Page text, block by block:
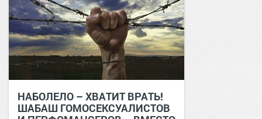
НАБОЛЕЛО – ХВАТИТ ВРАТЬ!
ШАБАШ ГОМОСЕКСУАЛИСТОВ